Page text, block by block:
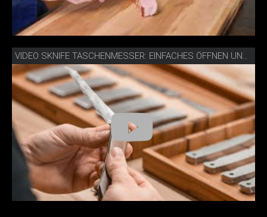
VIDEO SKNIFE TASCHENMESSER: EINFACHES ÖFFNEN UND SCHLIESSEN